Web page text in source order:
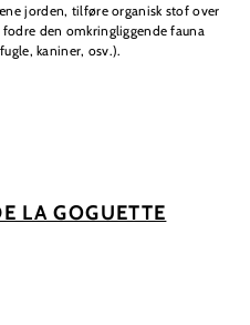
jorden, tilføre organisk stof over
den omkringliggende fauna
kaniner, osv.).
LA GOGUETTE